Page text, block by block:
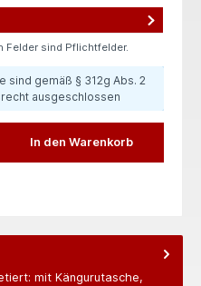
Felder sind Pflichtfelder.
sind gemäß § 312g Abs. 2
ausgeschlossen
In den Warenkorb
mit Kängurutasche,